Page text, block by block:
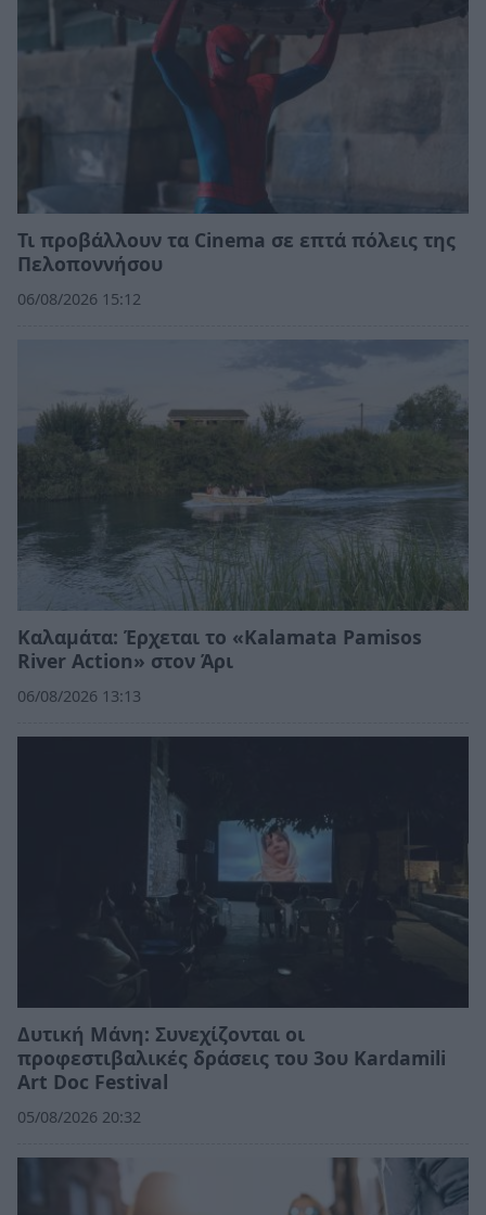
Τι προβάλλουν τα Cinema σε επτά πόλεις της
Πελοποννήσου
06/08/2026 15:12
Καλαμάτα: Έρχεται το «Kalamata Pamisos
River Action» στον Άρι
06/08/2026 13:13
Δυτική Μάνη: Συνεχίζονται οι
προφεστιβαλικές δράσεις του 3ου Kardamili
Art Doc Festival
05/08/2026 20:32